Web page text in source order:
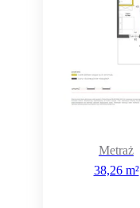
Metraż
38,26 m²